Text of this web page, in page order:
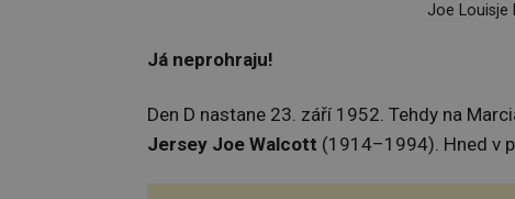
Joe Louisje
Já neprohraju!
Den D nastane 23. září 1952. Tehdy na
Jersey Joe Walcott (1914–1994). Hned v